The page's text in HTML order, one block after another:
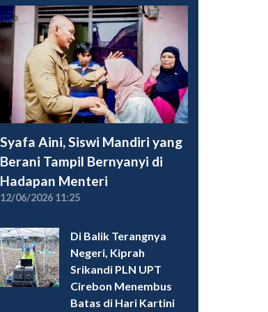
Syafa Aini, Siswi Mandiri yang
Berani Tampil Bernyanyi di
Hadapan Menteri
12/06/2026 11:25
Di Balik Terangnya
Negeri, Kiprah
Srikandi PLN UPT
Cirebon Menembus
Batas di Hari Kartini